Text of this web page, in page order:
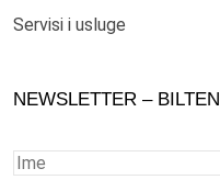
Servisi i usluge
NEWSLETTER – BILTEN